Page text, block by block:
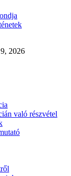
2026
való részvétel